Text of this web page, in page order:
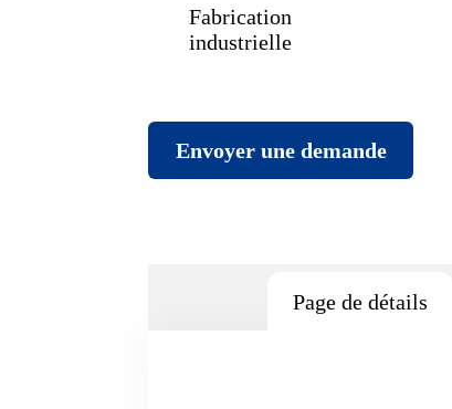
Fabrication
industrielle
Envoyer une demande
Page de détails